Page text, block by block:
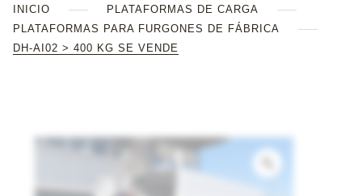
INICIO
PLATAFORMAS DE CARGA
PLATAFORMAS PARA FURGONES DE FÁBRICA
DH-AI02 > 400 KG SE VENDE